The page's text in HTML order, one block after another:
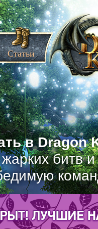
в Dragon
битв
Статьи